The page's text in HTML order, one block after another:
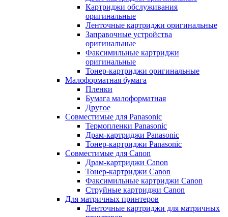
Картриджи обслуживания
оригинальные
Ленточные картриджи оригинальные
Заправочные устройства
оригинальные
Факсимильные картриджи
оригинальные
Тонер-картриджи оригинальные
Малоформатная бумага
Пленки
Бумага малоформатная
Другое
Совместимые для Panasonic
Термопленки Panasonic
Драм-картриджи Panasonic
Тонер-картриджи Panasonic
Совместимые для Canon
Драм-картриджи Canon
Тонер-картриджи Canon
Факсимильные картриджи Canon
Струйные картриджи Canon
Для матричных принтеров
Ленточные картриджи для матричных